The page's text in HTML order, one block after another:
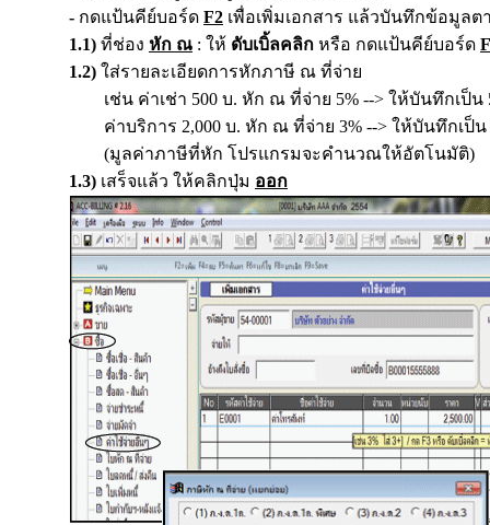
- กดแป้นคีย์บอร์ด F2 เพื่อเพิ่มเอกสาร แล้วบันทึกข้อมูลต
1.1) ที่ช่อง หัก ณ : ให้ ดับเบิ้ลคลิก หรือ กดแป้นคีย์บอร์ด
1.2) ใส่รายละเอียดการหักภาษี ณ ที่จ่าย
เช่น ค่าเช่า 500 บ. หัก ณ ที่จ่าย 5% --> ให้บันทึกเป็น
ค่าบริการ 2,000 บ. หัก ณ ที่จ่าย 3% --> ให้บันทึกเป็น
(มูลค่าภาษีที่หัก โปรแกรมจะคำนวณให้อัตโนมัติ)
1.3) เสร็จแล้ว ให้คลิกปุ่ม ออก